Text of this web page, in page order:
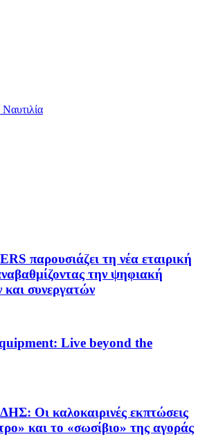
παρουσιάζει τη νέα εταιρική
την ψηφιακή
και συνεργατών
Live beyond the
Οι καλοκαιρινές εκπτώσεις
και το «σωσίβιο» της αγοράς